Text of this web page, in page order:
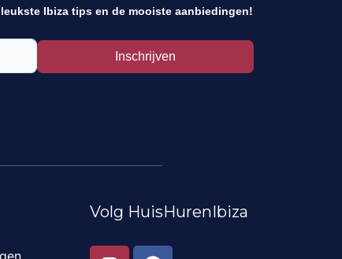
Ibiza tips en de mooiste aanbiedingen!
Inschrijven
Volg HuisHurenIbiza